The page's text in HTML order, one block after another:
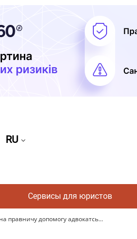
RU
Сервисы для юристов
правничу допомогу адвокатсь...